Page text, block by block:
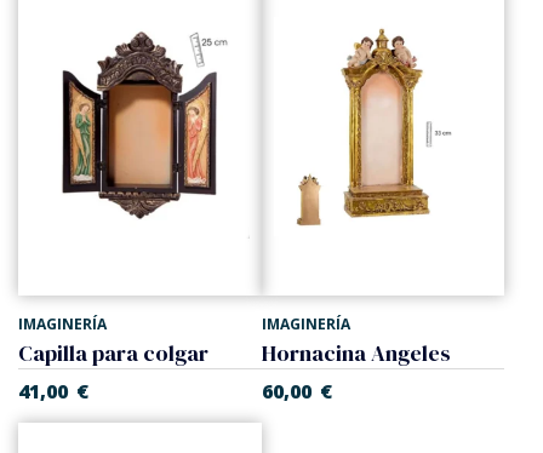
IMAGINERÍA
Capilla para colgar
41,00 €
IMAGINERÍA
Hornacina Angeles
60,00 €